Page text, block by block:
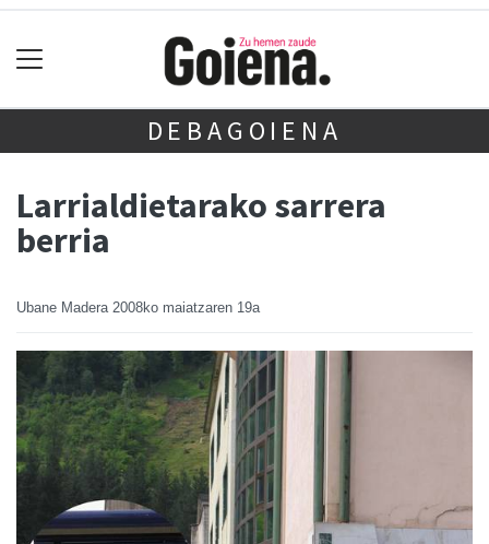
DEBAGOIENA
Larrialdietarako sarrera
berria
Ubane Madera 2008ko maiatzaren 19a